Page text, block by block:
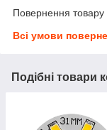
Повернення товару
Всі умови
Подібні товари